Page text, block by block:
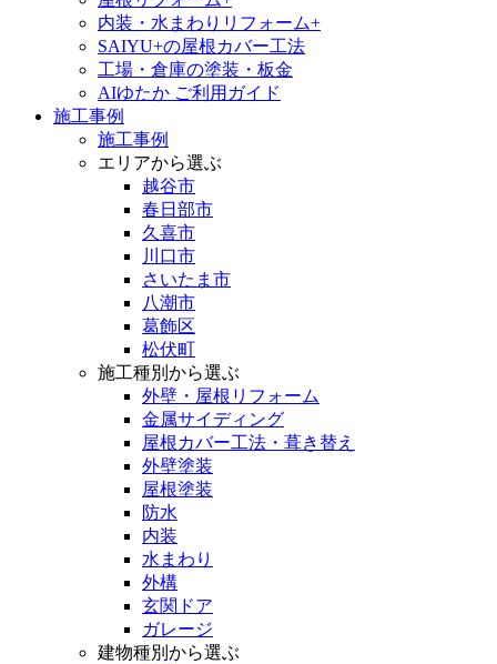
内装・水まわりリフォーム+
SAIYU+の屋根カバー工法
工場・倉庫の塗装・板金
AIゆたか ご利用ガイド
施工事例
施工事例
エリアから選ぶ
越谷市
春日部市
久喜市
川口市
さいたま市
八潮市
葛飾区
松伏町
施工種別から選ぶ
外壁・屋根リフォーム
金属サイディング
屋根カバー工法・葺き替え
外壁塗装
屋根塗装
防水
内装
水まわり
外構
玄関ドア
ガレージ
建物種別から選ぶ